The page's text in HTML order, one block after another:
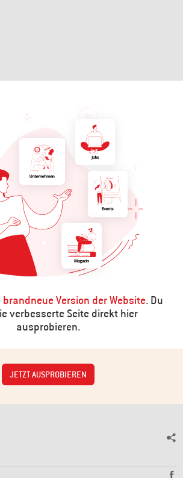
brandneue Version der Website. Du
verbesserte Seite direkt hier
ausprobieren.
JETZT AUSPROBIEREN